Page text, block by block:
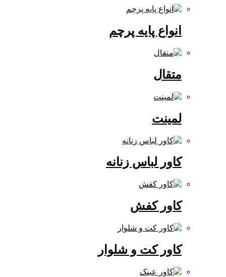
انواع پایه پرچم
کاور لباس زنانه
کاور کفش
کاور کت و شلوار